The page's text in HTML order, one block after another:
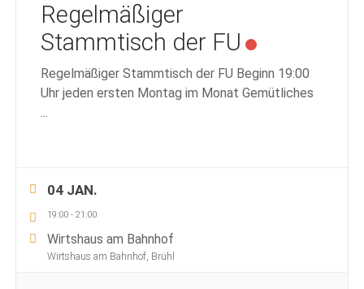
Regelmäßiger
Stammtisch der FU
Regelmäßiger Stammtisch der FU Beginn 19:00
Uhr jeden ersten Montag im Monat Gemütliches
...
04 JAN.
19:00 -21:00
Wirtshaus am Bahnhof
Wirtshaus am Bahnhof, Brühl